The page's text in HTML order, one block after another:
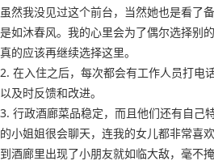
虽然我没见过这个前台，当然她也是看了
是如沐春风。我的心里会为了偶尔选择别
真的应该再继续选择这里。
2. 在入住之后，每次都会有工作人员打电
以及时反馈和改进。
3. 行政酒廊菜品稳定，而且他们还有自己
的小姐姐很会聊天，连我的女儿都非常喜
到酒廊里出现了小朋友就如临大敌，毫不